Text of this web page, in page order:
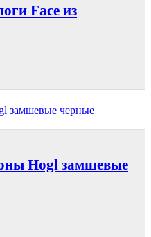
Face из
Hogl замшевые